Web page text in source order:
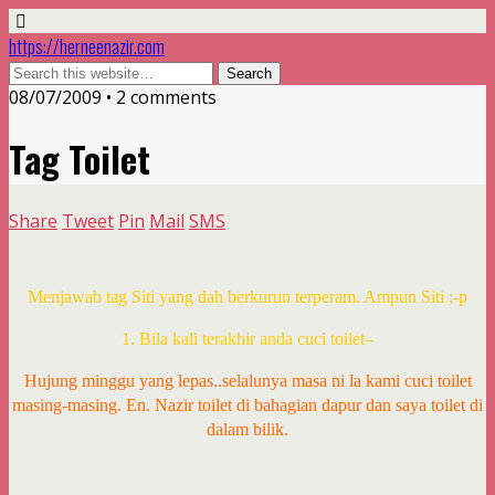
https://herneenazir.com
08/07/2009 • 2 comments
Tag Toilet
Share Tweet Pin Mail SMS
Menjawab tag Siti yang dah berkurun terperam. Ampun Siti ;-p
1. Bila kali terakhir anda cuci toilet–
Hujung minggu yang lepas..selalunya masa ni la kami cuci toilet
masing-masing. En. Nazir toilet di bahagian dapur dan saya toilet di
dalam bilik.